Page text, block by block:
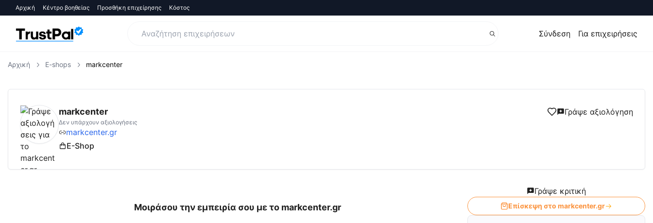
Αρχική Κέντρο βοηθείας Προσθήκη επιχείρησης Κόστος
Σύνδεση Για επιχειρήσεις
Αρχική E-shops markcenter
markcenter.gr
markcenter Γράψε αξιολόγηση
Δεν υπάρχουν αξιολογήσεις
markcenter.gr
E-Shop
Μοιράσου την εμπειρία σου με το markcenter.gr
Γράψε κριτική
Επίσκεψη στο markcenter.gr